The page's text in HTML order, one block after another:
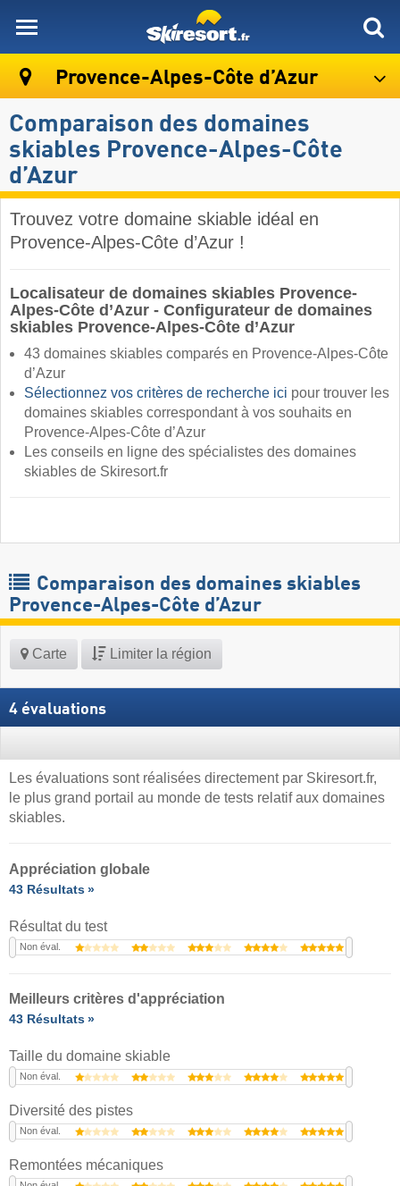
Provence-Alpes-Côte d’Azur
Comparaison des domaines
skiables Provence-Alpes-Côte
d’Azur
Trouvez votre domaine skiable idéal en
Provence-Alpes-Côte d’Azur !
Localisateur de domaines skiables Provence-
Alpes-Côte d’Azur - Configurateur de domaines
skiables Provence-Alpes-Côte d’Azur
43 domaines skiables comparés en Provence-Alpes-Côte
d’Azur
Sélectionnez vos critères de recherche ici pour trouver les
domaines skiables correspondant à vos souhaits en
Provence-Alpes-Côte d’Azur ​
Les conseils en ligne des spécialistes des domaines
skiables de Skiresort.fr
Comparaison des domaines skiables
Provence-Alpes-Côte d’Azur
Carte Limiter la région
4 évaluations
Les évaluations sont réalisées directement par Skiresort.fr,
le plus grand portail au monde de tests relatif aux domaines
skiables.
Appréciation globale
43 Résultats
Résultat du test
Non éval.
Meilleurs critères d'appréciation
43 Résultats
Taille du domaine skiable
Non éval.
Diversité des pistes
Non éval.
Remontées mécaniques